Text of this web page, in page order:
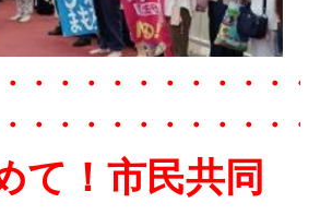
・・・・・・・・・・
・・・・・・・・・・
て！市民共同